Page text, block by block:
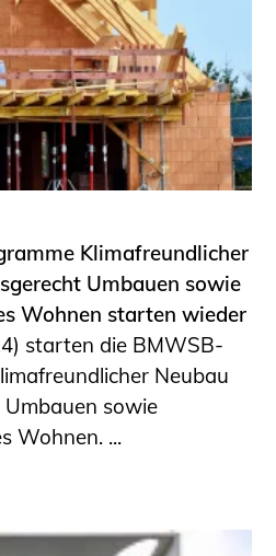
Klimafreundlicher
Umbauen sowie
Wohnen starten wieder
starten die BMWSB-
Neubau
sowie
Wohnen. ...